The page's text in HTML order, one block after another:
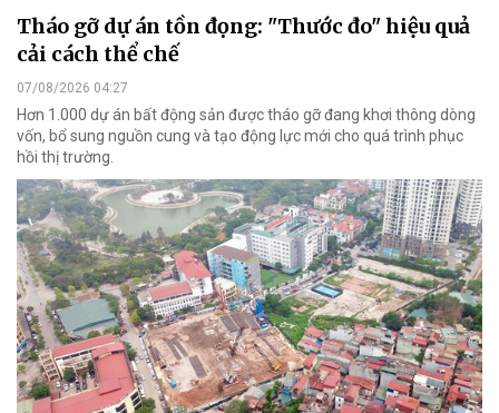
Tháo gỡ dự án tồn đọng: "Thước đo" hiệu quả
cải cách thể chế
07/08/2026 04:27
Hơn 1.000 dự án bất động sản được tháo gỡ đang khơi thông dòng
vốn, bổ sung nguồn cung và tạo động lực mới cho quá trình phục
hồi thị trường.